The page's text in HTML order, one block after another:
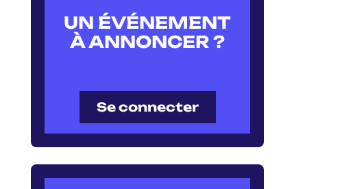
UN ÉVÉNEMENT
À ANNONCER ?
Se connecter